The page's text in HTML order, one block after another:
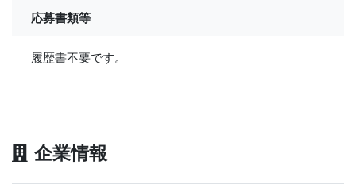
応募書類等
履歴書不要です。
企業情報